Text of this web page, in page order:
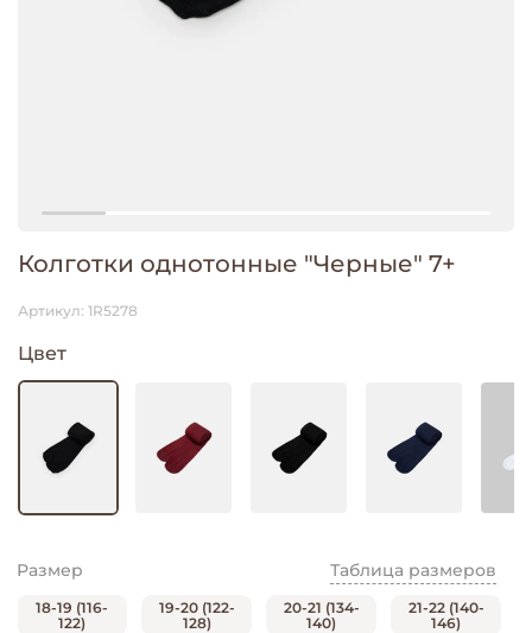
Колготки однотонные "Черные" 7+
Артикул: 1R5278
Цвет
Таблица размеров
Размер
18-19 (116-
122)
19-20 (122-
128)
20-21 (134-
140)
21-22 (140-
146)